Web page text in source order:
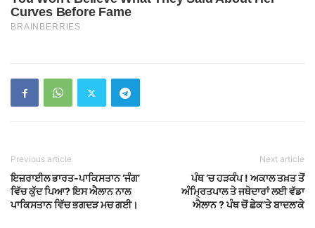
Previous article
ਇਜ਼ਰਾਈਲ ਭਾਰਤ-ਪਾਕਿਸਤਾਨ ‘ਜੰਗ’
ਵਿੱਚ ਕੁੱਦ ਪਿਆ? ਇਸ ਐਲਾਨ ਨਾਲ
ਪਾਕਿਸਤਾਨ ਵਿੱਚ ਭਗਦੜ ਮਚ ਗਈ।
Next article
ਪੰਥ ‘ਚ ਹੜਕੰਪ ! ਅਕਾਲ ਤਖ਼ਤ ਤੋਂ
ਅੰਮ੍ਰਿਤਪਾਲ ਤੇ ਜਥੇਦਾਰਾਂ ਲਈ ਵੱਡਾ
ਐਲਾਨ ? ਪੰਥ ਚੋਂ ਛੇਕ’ਤੇ ਬਾਦਲ’ਕੇ